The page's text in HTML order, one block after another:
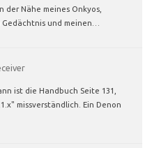
Nähe meines Onkyos,
und meinen…
ist die Handbuch Seite 131,
missverständlich. Ein Denon